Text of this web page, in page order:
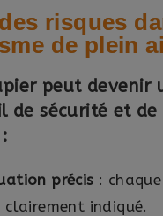
risques
de plein
peut devenir
de sécurité et de
précis :
clairement indiqué.